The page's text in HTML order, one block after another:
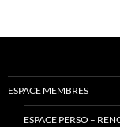
ESPACE MEMBRES
ESPACE PERSO –